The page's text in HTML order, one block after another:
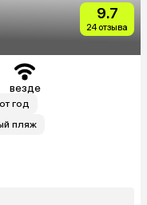
9.7
24 отзыва
везде
год
пляж